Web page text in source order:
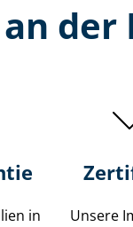
der
in
Unsere